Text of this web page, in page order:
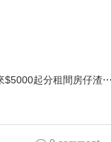
$5000起分租間房仔